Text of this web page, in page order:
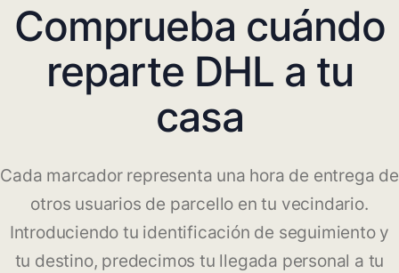
Comprueba cuándo
reparte DHL a tu
casa
Cada marcador representa una hora de entrega de
otros usuarios de parcello en tu vecindario.
Introduciendo tu identificación de seguimiento y
tu destino, predecimos tu llegada personal a tu